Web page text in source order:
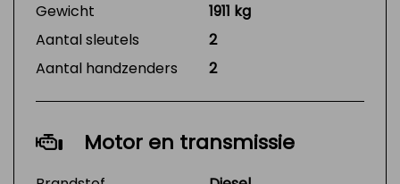
Gewicht
1911 kg
Aantal sleutels
2
Aantal handzenders
2
Motor en transmissie